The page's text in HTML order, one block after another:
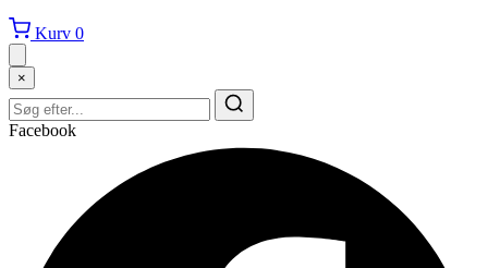
Kurv 0
×
Facebook